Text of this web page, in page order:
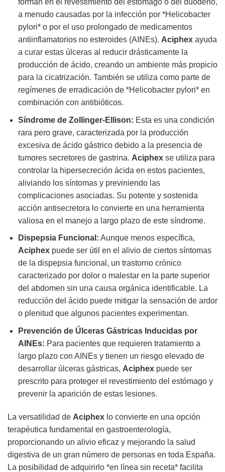
forman en el revestimiento del estómago o del duodeno,
a menudo causadas por la infección por *Helicobacter
pylori* o por el uso prolongado de medicamentos
antiinflamatorios no esteroides (AINEs). Aciphexayuda
a curar estas úlceras al reducir drásticamente la
producción de ácido, creando un ambiente más propicio
para la cicatrización. También se utiliza como parte de
regímenes de erradicación de *Helicobacter pylori* en
combinación con antibióticos.
Síndrome de Zollinger-Ellison: Esta es una condición
rara pero grave, caracterizada por la producción
excesiva de ácido gástrico debido a la presencia de
tumores secretores de gastrina. Aciphexse utiliza para
controlar la hipersecreción ácida en estos pacientes,
aliviando los síntomas y previniendo las
complicaciones asociadas. Su potente y sostenida
acción antisecretora lo convierte en una herramienta
valiosa en el manejo a largo plazo de este síndrome.
Dispepsia Funcional: Aunque menos específica,
Aciphexpuede ser útil en el alivio de ciertos síntomas
de la dispepsia funcional, un trastorno crónico
caracterizado por dolor o malestar en la parte superior
del abdomen sin una causa orgánica identificable. La
reducción del ácido puede mitigar la sensación de ardor
o plenitud que algunos pacientes experimentan.
Prevención de Úlceras Gástricas Inducidas por
AINEs: Para pacientes que requieren tratamiento a
largo plazo con AINEs y tienen un riesgo elevado de
desarrollar úlceras gástricas, Aciphexpuede ser
prescrito para proteger el revestimiento del estómago y
prevenir la aparición de estas lesiones.
La versatilidad de Aciphex lo convierte en una opción
terapéutica fundamental en gastroenterología,
proporcionando un alivio eficaz y mejorando la salud
digestiva de un gran número de personas en toda España.
La posibilidad de adquirirlo *en línea sin receta* facilita